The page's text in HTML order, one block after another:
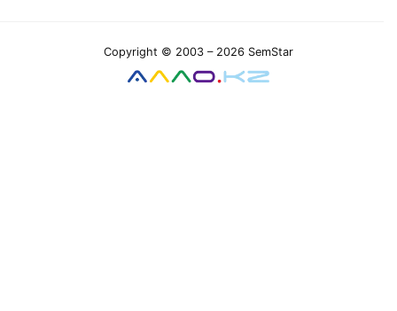
Copyright © 2003 – 2026 SemStar